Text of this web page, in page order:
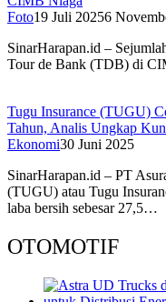
Foto19 Juli 20256
SinarHarapan.id –
Tour de Bank (TDB) di
Tugu Insurance (TUGU)
Tahun, Analis Ungkap
Ekonomi30 Juni 2025
SinarHarapan.id – PT
(TUGU) atau Tugu
laba bersih sebesar 27,5…
OTOMOTIF